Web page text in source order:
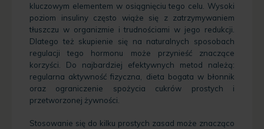
kluczowym elementem w osiągnięciu tego celu. Wysoki
poziom insuliny często wiąże się z zatrzymywaniem
tłuszczu w organizmie i trudnościami w jego redukcji.
Dlatego też skupienie się na naturalnych sposobach
regulacji tego hormonu może przynieść znaczące
korzyści. Do najbardziej efektywnych metod należą:
regularna aktywność fizyczna, dieta bogata w błonnik
oraz ograniczenie spożycia cukrów prostych i
przetworzonej żywności.
Stosowanie się do kilku prostych zasad może znacząco